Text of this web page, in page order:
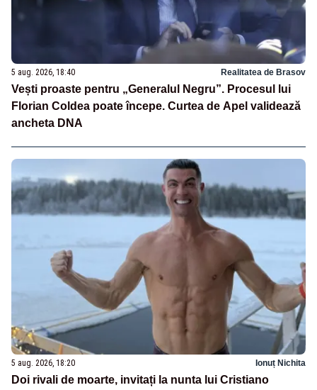
5 aug. 2026, 18:40 Realitatea de Brasov
Vești proaste pentru „Generalul Negru”. Procesul lui
Florian Coldea poate începe. Curtea de Apel validează
ancheta DNA
5 aug. 2026, 18:20 Ionuț Nichita
Doi rivali de moarte, invitați la nunta lui Cristiano